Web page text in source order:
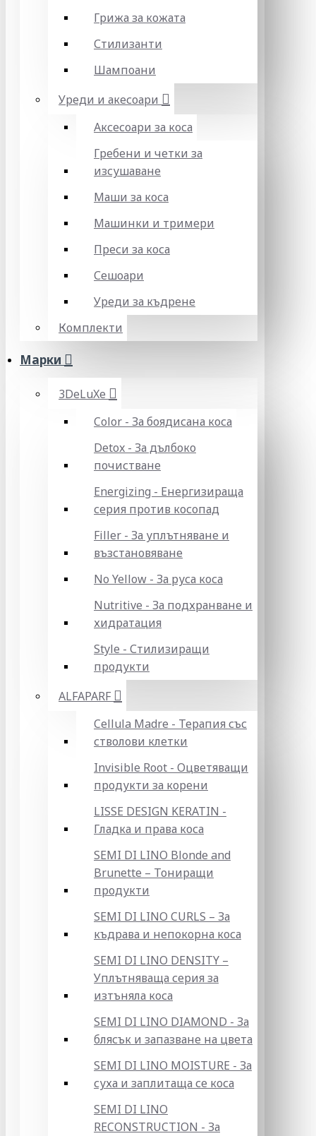
Грижа за кожата
Стилизанти
Шампоани
Уреди и акесоари
Аксесоари за коса
Гребени и четки за
изсушаване
Маши за коса
Машинки и тримери
Преси за коса
Сешоари
Уреди за къдрене
Комплекти
Марки
3DeLuXe
Color - За боядисана коса
Detox - За дълбоко
почистване
Energizing - Енергизираща
серия против косопад
Filler - За уплътняване и
възстановяване
No Yellow - За руса коса
Nutritive - За подхранване и
хидратация
Style - Стилизиращи
продукти
ALFAPARF
Cellula Madre - Терапия със
стволови клетки
Invisible Root - Оцветяващи
продукти за корени
LISSE DESIGN KERATIN -
Гладка и права коса
SEMI DI LINO Blonde and
Brunette – Тониращи
продукти
SEMI DI LINO CURLS – За
къдрава и непокорна коса
SEMI DI LINO DENSITY –
Уплътняваща серия за
изтъняла коса
SEMI DI LINO DIAMOND - За
блясък и запазване на цвета
SEMI DI LINO MOISTURE - За
суха и заплитаща се коса
SEMI DI LINO
RECONSTRUCTION - За